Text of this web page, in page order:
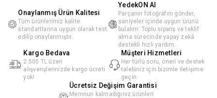
Onaylanmış Ürün Kalitesi
Tüm ürünlerimiz kalite
standartlarına uygun olarak test
edilip onaylanmıştır.
YedekON AI
Parçanın fotoğrafını gönder,
saniyeler içinde uygun ürünü
bulalım. Toplu sipariş ve teklif
alma sürecinde yapay zekâ
destekli hızlı yardım.
Kargo Bedava
2.500 TL üzeri
alışverişlerinizde kargo ücreti
yok!
Müşteri Hizmetleri
Her türlü soru, öneri ve destek
talebiniz için bizimle iletişime
geçin.
Ücretsiz Değişim Garantisi
Memnun kalmadığınız ürünleri